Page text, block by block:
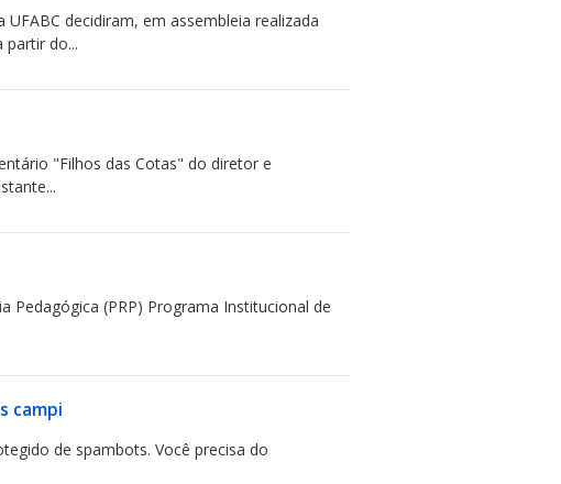
decidiram, em assembleia realizada
do...
"Filhos das Cotas" do diretor e
Pedagógica (PRP) Programa Institucional de
campi
de spambots. Você precisa do